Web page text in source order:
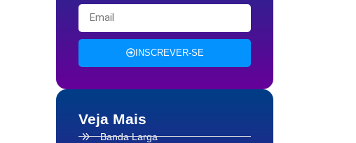
INSCREVER-SE
Veja Mais
Banda Larga